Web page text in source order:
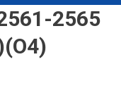
2565